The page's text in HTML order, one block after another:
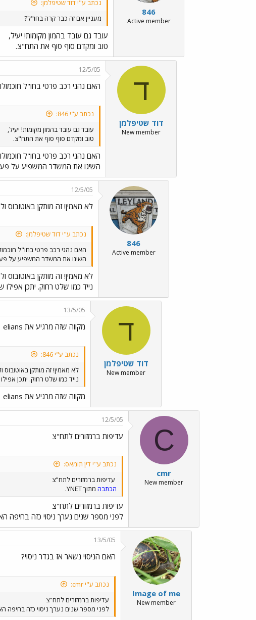
846
Active member
נכתב ע"י דוד שטיפלמן:
מעניין אם זה כבר קרה בחו"ל?
עובד גם עובד בהמון מקומות! יעיל,
טוב ומקדם סוף סוף את התח"צ.
ד
דוד שטיפלמן
New member
12/5/05
האם נהגי רכב פרטי בחו"ל
נכתב ע"י 846:
עובד גם עובד בהמון מקומות! יעיל,
טוב ומקדם סוף סוף את התח"צ.
האם נהגי רכב פרטי בחו"ל
השיגו את המשדר המשפיע על
846
Active member
12/5/05
לא מאמין! זה מותקן באוטובוס
נכתב ע"י דוד שטיפלמן:
האם נהגי רכב פרטי בחו"ל
השיגו את המשדר המשפיע על
לא מאמין! זה מותקן באוטובוס
נייד כמו שלט רחוק. יתכן
ד
דוד שטיפלמן
New member
13/5/05
מקווה שזה מרגיע את elians
נכתב ע"י 846:
לא מאמין! זה מותקן באוטובוס
נייד כמו שלט רחוק. יתכן
מקווה שזה מרגיע את elians
C
cmr
New member
12/5/05
עדיפות ברמזורים לתח"צ
נכתב ע"י דין תומאס:
עדיפות ברמזורים לתח"צ
הכתבה מתוך YNET.
עדיפות ברמזורים לתח"צ
לפני מספר שנים נערך ניסוי כזה בחיפה האוטובסים של קו 10 ו - 12 צוידו במשדר הרמזור שהיה
Image of me
New member
13/5/05
האם הניסוי נשאר אז בגדר ניסוי?
נכתב ע"י cmr:
עדיפות ברמזורים לתח"צ
לפני מספר שנים נערך ניסוי כזה בחיפה האוטובסים של קו 10 ו - 12 צוידו במשדר הרמזור שהיה